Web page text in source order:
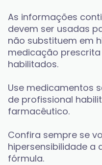
As informações
devem ser usadas
não substituem em
medicação
habilitados.
Use medicamentos
de profissional
farmacêutico.
Confira sempre se
hipersensibilidade a
fórmula.